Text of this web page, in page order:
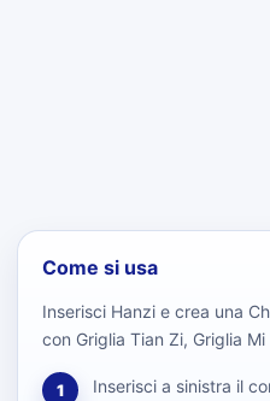
Come si usa
Inserisci Hanzi e crea una
con Griglia Tian Zi, Griglia
1 Inserisci a sinistra il